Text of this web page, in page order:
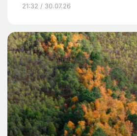
21:32 / 30.07.26